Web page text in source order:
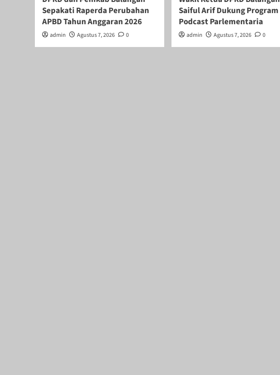
Sepakati Raperda Perubahan
APBD Tahun Anggaran 2026
admin Agustus 7, 2026 0
Saiful Arif Dukung Program
Podcast Parlementaria
admin Agustus 7, 2026 0